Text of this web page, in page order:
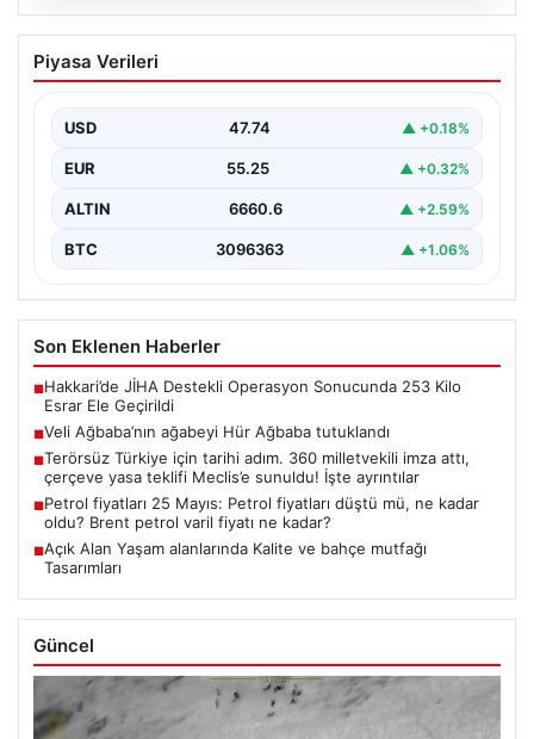
06.08.2026
Veli Ağbaba’nın ağabeyi Hür Ağbaba
tutuklandı
Piyasa Verileri
USD 47.74 ▲ +0.18%
EUR 55.25 ▲ +0.32%
ALTIN 6660.6 ▲ +2.59%
BTC 3096363 ▲ +1.06%
Son Eklenen Haberler
■Hakkari’de JİHA Destekli Operasyon Sonucunda 253 Kilo
Esrar Ele Geçirildi
■Veli Ağbaba’nın ağabeyi Hür Ağbaba tutuklandı
■Terörsüz Türkiye için tarihi adım. 360 milletvekili imza attı,
çerçeve yasa teklifi Meclis’e sunuldu! İşte ayrıntılar
■Petrol fiyatları 25 Mayıs: Petrol fiyatları düştü mü, ne kadar
oldu? Brent petrol varil fiyatı ne kadar?
■Açık Alan Yaşam alanlarında Kalite ve bahçe mutfağı
Tasarımları
Güncel